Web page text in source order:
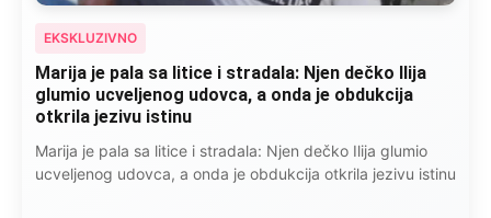
EKSKLUZIVNO
Marija je pala sa litice i stradala: Njen dečko Ilija
glumio ucveljenog udovca, a onda je obdukcija
otkrila jezivu istinu
Marija je pala sa litice i stradala: Njen dečko Ilija glumio
ucveljenog udovca, a onda je obdukcija otkrila jezivu istinu